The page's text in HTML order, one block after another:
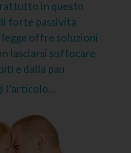
in questo
forte passività
legge offre soluzioni
lasciarsi soffocare
e dalla pau
l'articolo...